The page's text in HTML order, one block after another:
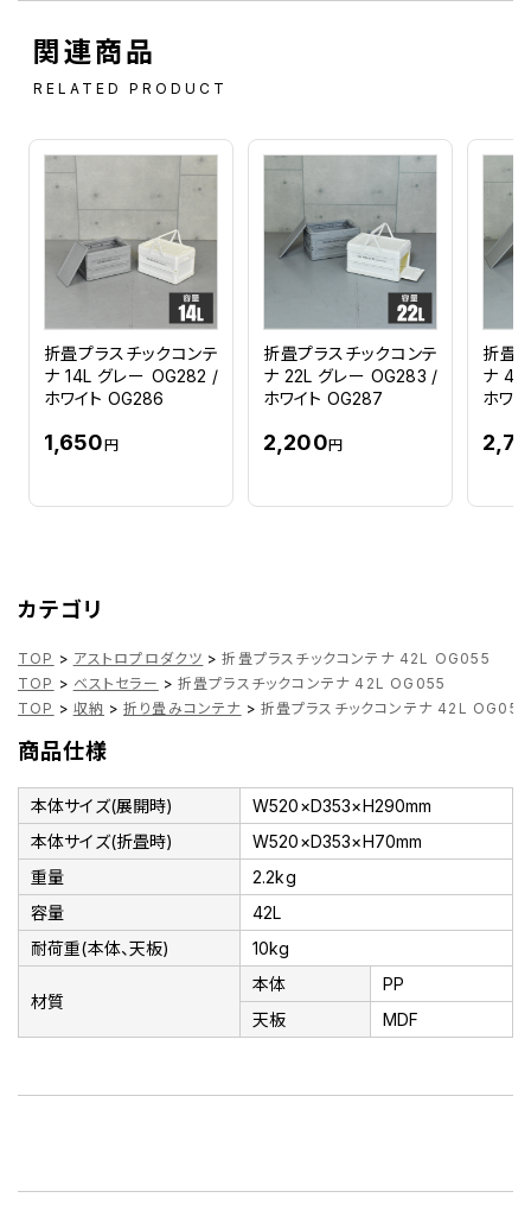
関連商品
RELATED PRODUCT
折畳プラスチックコンテ
ナ 14L グレー OG282 /
ホワイト OG286
1,650円
折畳プラスチックコンテ
ナ 22L グレー OG283 /
ホワイト OG287
2,200円
折畳
ナ
ホワ
カテゴリ
TOP > アストロプロダクツ > 折畳プラスチックコンテナ 42L OG055
TOP > ベストセラー > 折畳プラスチックコンテナ 42L OG055
TOP > 収納 > 折り畳みコンテナ > 折畳プラスチックコンテナ 42L OG055
商品仕様
本体サイズ(展開時)
W520×D353×H290mm
本体サイズ(折畳時)
W520×D353×H70mm
重量
2.2kg
容量
42L
耐荷重(本体、天板)
10kg
材質
本体
PP
天板
MDF